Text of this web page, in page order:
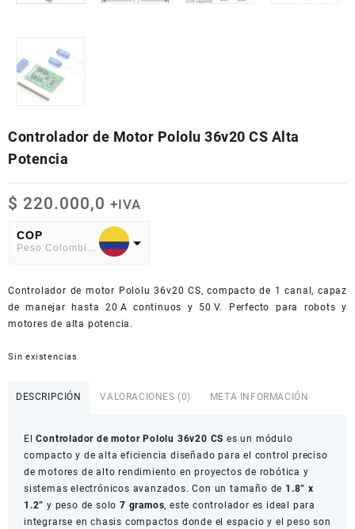
Controlador de Motor Pololu 36v20 CS Alta
Potencia
$ 220.000,0 +IVA
COP
Peso Colombiano
American Dollar
Controlador de motor Pololu 36v20 CS, compacto de 1 canal, capaz
de manejar hasta 20 A continuos y 50 V. Perfecto para robots y
motores de alta potencia.
Sin existencias
DESCRIPCIÓN VALORACIONES (0) META INFORMACIÓN
ElControlador de motor Pololu 36v20 CS es un módulo
compacto y de alta eficiencia diseñado para el control preciso
de motores de alto rendimiento en proyectos de robótica y
sistemas electrónicos avanzados. Con un tamaño de 1.8” x
1.2” y peso de solo7 gramos, este controlador es ideal para
integrarse en chasis compactos donde el espacio y el peso son